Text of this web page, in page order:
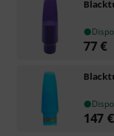
77€
147 €